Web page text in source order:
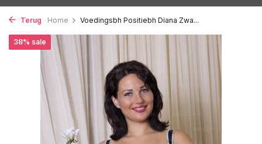
Terug Home Voedingsbh Positiebh Diana Zwa...
38% sale